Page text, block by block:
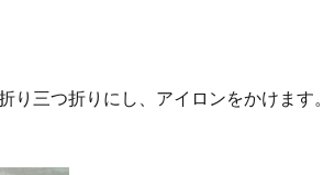
三つ折りにし、アイロンをかけます。